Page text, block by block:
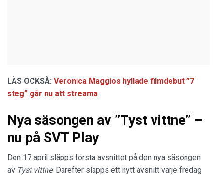
LÄS OCKSÅ: Veronica Maggios hyllade filmdebut ”7
steg” går nu att streama
Nya säsongen av ”Tyst vittne” –
nu på SVT Play
Den 17 april släpps första avsnittet på den nya säsongen
av Tyst vittne. Därefter släpps ett nytt avsnitt varje fredag